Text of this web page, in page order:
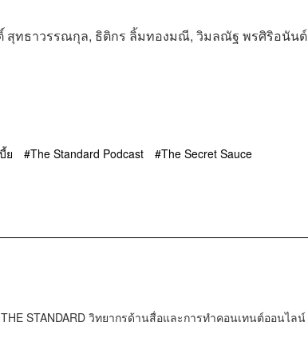
สุทธาวรรณกุล, ธิติกร ลิ้มทองมณี, วิมลณัฐ พรศิริอนันต์
ย The Standard Podcast The Secret Sauce
STANDARD วิทยากรด้านสื่อและการทำคอนเทนต์ออนไลน์